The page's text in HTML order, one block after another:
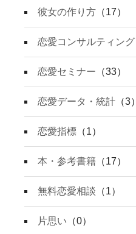
彼女の作り方 （17）
恋愛コンサルティング
恋愛セミナー （33）
恋愛データ・統計 （3）
恋愛指標 （1）
本・参考書籍 （17）
無料恋愛相談 （1）
片思い （0）